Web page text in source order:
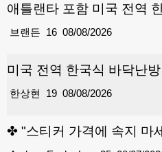
애틀랜타 포함 미국 전역
16
브랜든 08/08/2026
미국 전역 한국식 바닥난
19
한상현 08/08/2026
✤ "스티커 가격에 속지 마